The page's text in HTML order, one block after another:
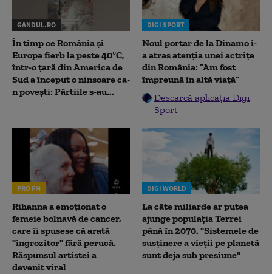
GANDUL.RO
În timp ce România și
Europa fierb la peste 40°C,
într-o țară din America de
Sud a început o ninsoare ca-
n povești: Pârtiile s-au...
DIGI SPORT
Noul portar de la Dinamo i-
a atras atenția unei actrițe
din România: ”Am fost
împreună în altă viață”
Descarcă aplicația Digi
Sport
PRO FM
Rihanna a emoționat o
femeie bolnavă de cancer,
care îi spusese că arată
"îngrozitor" fără perucă.
Răspunsul artistei a
devenit viral
DIGI WORLD
La câte miliarde ar putea
ajunge populația Terrei
până în 2070. "Sistemele de
susținere a vieții pe planetă
sunt deja sub presiune"